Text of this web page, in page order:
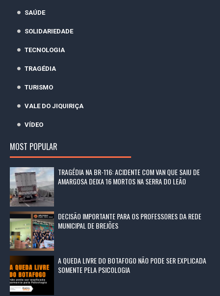
SAÚDE
SOLIDARIEDADE
TECNOLOGIA
TRAGÉDIA
TURISMO
VALE DO JIQUIRIÇA
VÍDEO
MOST POPULAR
TRAGÉDIA NA BR-116: ACIDENTE COM VAN QUE SAIU DE
AMARGOSA DEIXA 16 MORTOS NA SERRA DO LEÃO
DECISÃO IMPORTANTE PARA OS PROFESSORES DA REDE
MUNICIPAL DE BREJÕES
A QUEDA LIVRE DO BOTAFOGO NÃO PODE SER EXPLICADA
SOMENTE PELA PSICOLOGIA